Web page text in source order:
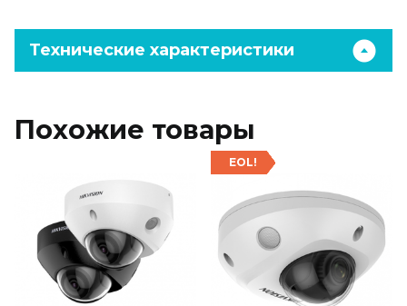
Технические характеристики
Похожие товары
EOL!